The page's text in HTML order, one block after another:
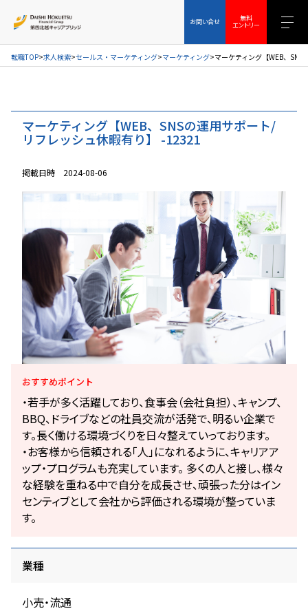
お問い合せ 無料
エントリー
お問い合せ 無料エントリー
転職TOP 求人検索 セールス・マーケティング マーケティング マーケティング【WEB、
マーケティング【WEB、SNSの運用サポート/
リフレッシュ休暇有り】 -12321
掲載日時 2024-08-06
おすすめポイント
・若手が多く活躍しており、食事会（会社負担）、キャンプ、
BBQ、ドライブなどの社員交流が活発で、明るい企業で
す。長く働ける環境づくりを日々整えていっております。
・お客様から信頼される「人」になれるように、キャリアア
ップ・プログラムも充実しています。 多くの人と接し、様々
な経験を重ねる中で自分を成長させ、頑張った分はイン
センティブとして会社から評価される環境が整っていま
す。
業種
小売・流通